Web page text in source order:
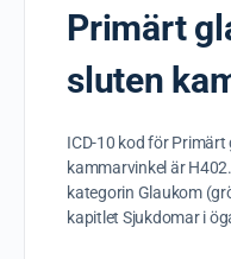
Primärt
sluten
ICD-10 kod för
kammarvinkel är
kategorin Glaukom
kapitlet Sjukdomar i